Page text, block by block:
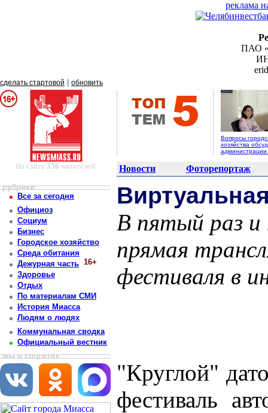
реклама
ПАО
сделать стартовой обновить
Вопросы
хозяйства
На сайте 336 читателей Новости Фоторепортаж
рубрики
Все за сегодня
Официоз
Социум
Бизнес
Городское хозяйство
Среда обитания
Дежурная часть 16+
Здоровье
Отдых
По материалам СМИ
История Миасса
Людям о людях
Коммунальная сводка
Официальный вестник
мы в соцсетях
В пятый раз и
прямая
фестиваля в
"Круглой"
фестиваль